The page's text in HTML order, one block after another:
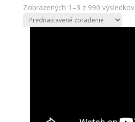
Zobrazených 1–3 z 990 výsledkov